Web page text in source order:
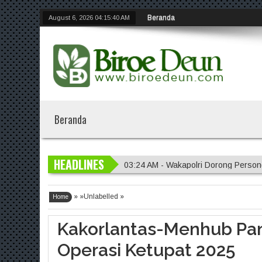
August 6, 2026 04:15:41 AM Beranda
Beranda
HEADLINES
03:24 AM - Wakapolri Dorong
11:26 PM - Polres Mojokerto Imbau
03:28 AM - Polres Probolinggo
Home » »Unlabelled »
Kakorlantas-Menhub
Operasi Ketupat 2025